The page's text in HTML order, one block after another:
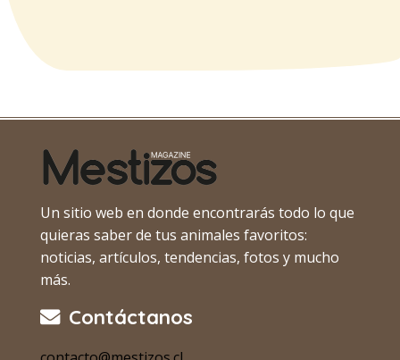
Un sitio web en donde encontrarás todo lo que
quieras saber de tus animales favoritos:
noticias, artículos, tendencias, fotos y mucho
más.
Contáctanos